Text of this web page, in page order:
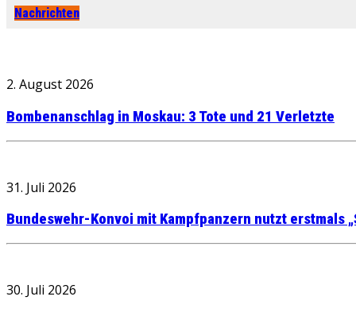
Nachrichten
2. August 2026
Bombenanschlag in Moskau: 3 Tote und 21 Verletzte
31. Juli 2026
Bundeswehr-Konvoi mit Kampfpanzern nutzt erstmals
30. Juli 2026